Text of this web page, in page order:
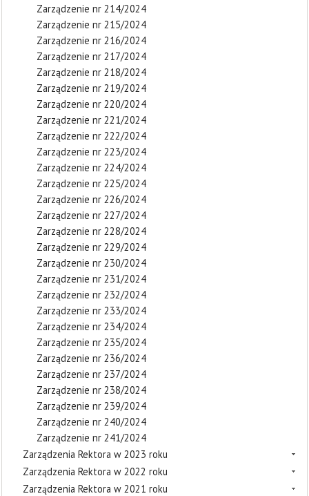
Zarządzenie nr 214/2024
Zarządzenie nr 215/2024
Zarządzenie nr 216/2024
Zarządzenie nr 217/2024
Zarządzenie nr 218/2024
Zarządzenie nr 219/2024
Zarządzenie nr 220/2024
Zarządzenie nr 221/2024
Zarządzenie nr 222/2024
Zarządzenie nr 223/2024
Zarządzenie nr 224/2024
Zarządzenie nr 225/2024
Zarządzenie nr 226/2024
Zarządzenie nr 227/2024
Zarządzenie nr 228/2024
Zarządzenie nr 229/2024
Zarządzenie nr 230/2024
Zarządzenie nr 231/2024
Zarządzenie nr 232/2024
Zarządzenie nr 233/2024
Zarządzenie nr 234/2024
Zarządzenie nr 235/2024
Zarządzenie nr 236/2024
Zarządzenie nr 237/2024
Zarządzenie nr 238/2024
Zarządzenie nr 239/2024
Zarządzenie nr 240/2024
Zarządzenie nr 241/2024
Zarządzenia Rektora w 2023 roku
Zarządzenia Rektora w 2022 roku
Zarządzenia Rektora w 2021 roku